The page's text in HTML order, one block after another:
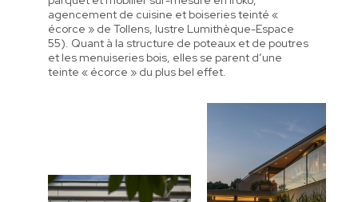
agencement de cuisine et boiseries teinté «
écorce » de Tollens, lustre Lumithèque-Espace
55). Quant à la structure de poteaux et de poutres
et les menuiseries bois, elles se parent d’une
teinte « écorce » du plus bel effet.